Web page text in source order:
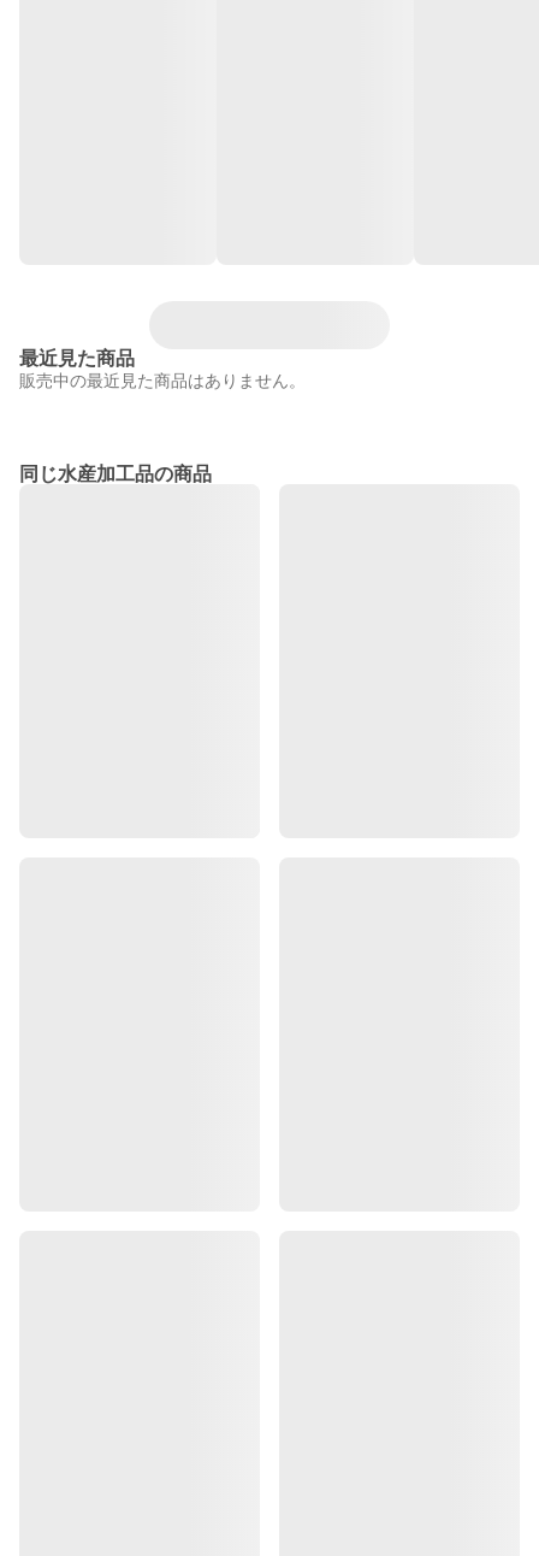
最近見た商品
販売中の最近見た商品はありません。
同じ水産加工品の商品